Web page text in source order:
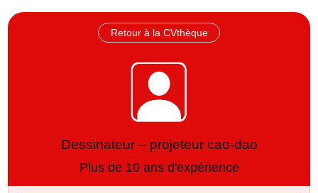
Retour à la CVthèque
Dessinateur – projeteur cao-dao
Plus de 10 ans d'expérience